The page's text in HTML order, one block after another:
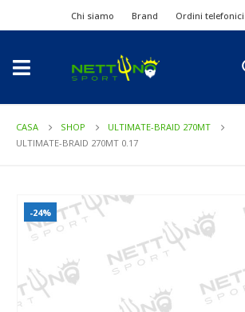
Chi siamo Brand Ordini telefonici
CASA SHOP
ULTIMATE-BRAID 270MT
ULTIMATE-BRAID 270MT 0.17
-24%